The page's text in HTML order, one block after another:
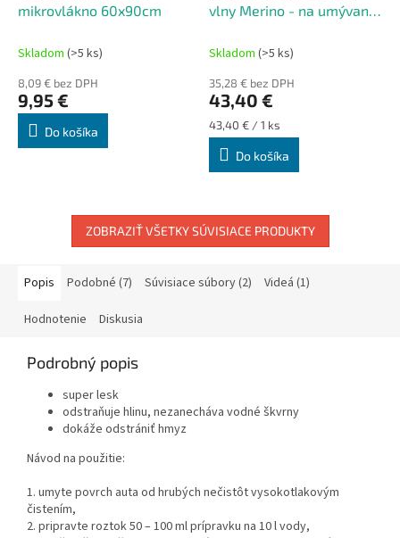
mikrovlákno 60x90cm
Skladom (>5 ks)
8,09 € bez DPH
9,95 €
Do košíka
vlny Merino - na umývanie
Skladom (>5 ks)
35,28 € bez DPH
43,40 €
Jednotková
cena:
43,40 € / 1 ks
Do košíka
ZOBRAZIŤ VŠETKY SÚVISIACE PRODUKTY
Popis Podobné (7) Súvisiace súbory (2) Videá (1)
Hodnotenie Diskusia
Podrobný popis
super lesk
odstraňuje hlinu, nezanecháva vodné škvrny
dokáže odstrániť hmyz
Návod na použitie:
1. umyte povrch auta od hrubých nečistôt vysokotlakovým
čistením,
2. pripravte roztok 50 – 100 ml prípravku na 10 l vody,